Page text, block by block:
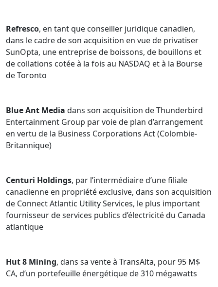
Refresco, en tant que conseiller juridique canadien,
dans le cadre de son acquisition en vue de privatiser
SunOpta, une entreprise de boissons, de bouillons et
de collations cotée à la fois au NASDAQ et à la Bourse
de Toronto
Blue Ant Media dans son acquisition de Thunderbird
Entertainment Group par voie de plan d’arrangement
en vertu de la Business Corporations Act (Colombie-
Britannique)
Centuri Holdings, par l’intermédiaire d’une filiale
canadienne en propriété exclusive, dans son acquisition
de Connect Atlantic Utility Services, le plus important
fournisseur de services publics d’électricité du Canada
atlantique
Hut 8 Mining, dans sa vente à TransAlta, pour 95 M$
CA, d’un portefeuille énergétique de 310 mégawatts